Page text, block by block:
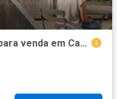
Apartamento T2 com terraço para venda em Campanhã